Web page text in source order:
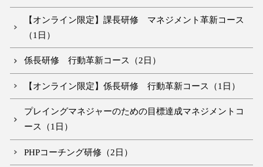
【オンライン限定】課長研修 マネジメント革新コース
（1日）
係長研修 行動革新コース（2日）
【オンライン限定】係長研修 行動革新コース（1日）
プレイングマネジャーのための目標達成マネジメントコ
ース（1日）
PHPコーチング研修（2日）